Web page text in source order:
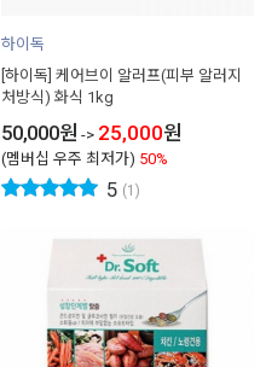
하이독
[하이독] 케어브이 알러프(피부 알러지
처방식) 화식 1kg
50,000원 -> 25,000원
(멤버십 우주 최저가) 50%
5 (1)